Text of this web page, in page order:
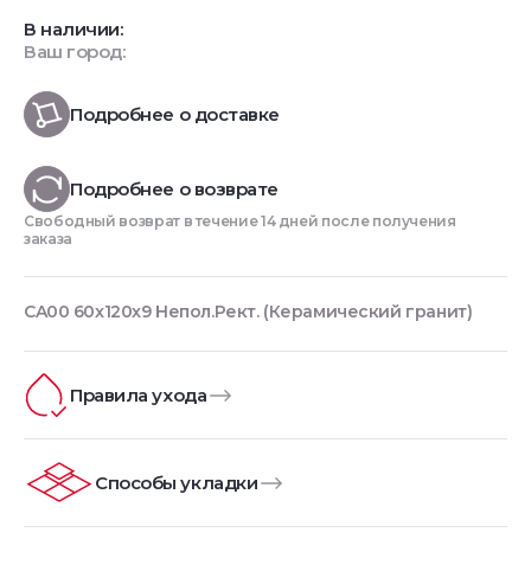
В наличии:
Ваш город:
Подробнее о доставке
Подробнее о возврате
Свободный возврат в течение 14 дней после получения
заказа
CA00 60x120x9 Непол.Рект. (Керамический гранит)
Правила ухода
Способы укладки